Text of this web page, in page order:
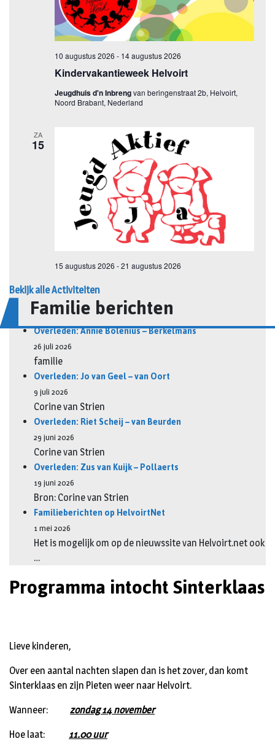
Bekijk alle Activiteiten
Familie berichten
Overleden: Annie Bolenius – Berkelmans
26 juli 2026
familie
Overleden: Jo van Geel – van Oort
9 juli 2026
Corine van Strien
Overleden: Riet Scheij – van Beurden
29 juni 2026
Corine van Strien
Overleden: Zus van Kuijk – Pollaerts
19 juni 2026
Bron: Corine van Strien
Familieberichten op HelvoirtNet
1 mei 2026
Het is mogelijk om op de nieuwssite van Helvoirt.net ook
…
Programma intocht Sinterklaas
Lieve kinderen,
Over een aantal nachten slapen dan is het zover, dan komt
Sinterklaas en zijn Pieten weer naar Helvoirt.
Wanneer: zondag 14 november
Hoe laat: 11.00 uur